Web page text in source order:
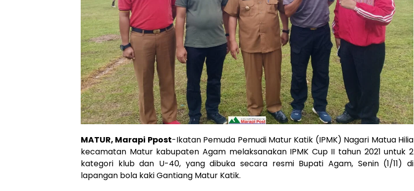
MATUR, Marapi Ppost-Ikatan Pemuda Pemudi Matur Katik (IPMK) Nagari Matua Hilia
kecamatan Matur kabupaten Agam melaksanakan IPMK Cup II tahun 2021 untuk 2
kategori klub dan U-40, yang dibuka secara resmi Bupati Agam, Senin (1/11) di
lapangan bola kaki Gantiang Matur Katik.